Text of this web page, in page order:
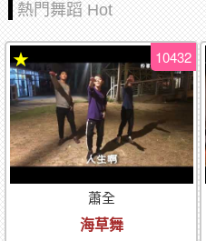
熱門舞蹈 Hot
蕭全
海草舞
10432
★